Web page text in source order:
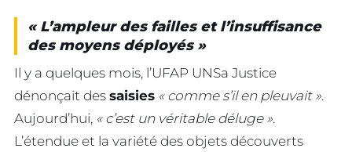
« L’ampleur des failles et l’insuffisance
des moyens déployés »
Il y a quelques mois, l’UFAP UNSa Justice
dénonçait des saisies « comme s’il en pleuvait ».
Aujourd’hui, « c’est un véritable déluge ».
L’étendue et la variété des objets découverts